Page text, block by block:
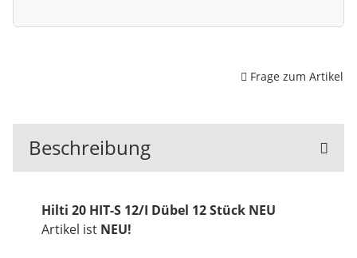
Frage zum Artikel
Beschreibung
Hilti 20 HIT-S 12/I Dübel 12 Stück NEU
Artikel ist NEU!